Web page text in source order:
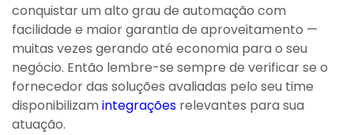
conquistar um alto grau de automação com
facilidade e maior garantia de aproveitamento —
muitas vezes gerando até economia para o seu
negócio. Então lembre-se sempre de verificar se o
fornecedor das soluções avaliadas pelo seu time
disponibilizam integrações relevantes para sua
atuação.